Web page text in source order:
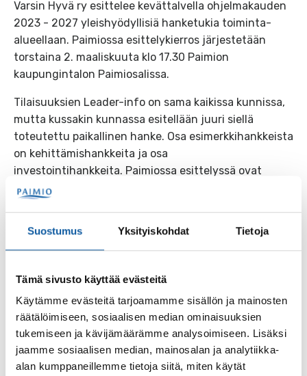
Suostumus Yksityiskohdat Tietoja
Tämä sivusto käyttää evästeitä
Käytämme evästeitä tarjoamamme sisällön ja mainosten
räätälöimiseen, sosiaalisen median ominaisuuksien
tukemiseen ja kävijämäärämme analysoimiseen. Lisäksi
jaamme sosiaalisen median, mainosalan ja analytiikka-
alan kumppaneillemme tietoja siitä, miten käytät
Varsin Hyvä ry esittelee kevättalvella ohjelmakauden
2023 - 2027 yleishyödyllisiä hanketukia toiminta-
alueellaan. Paimiossa esittelykierros järjestetään
torstaina 2. maaliskuuta klo 17.30 Paimion
kaupungintalon Paimiosalissa.
Tilaisuuksien Leader-info on sama kaikissa kunnissa,
mutta kussakin kunnassa esitellään juuri siellä
toteutettu paikallinen hanke. Osa esimerkkihankkeista
on kehittämishankkeita ja osa
investointihankkeita. Paimiossa esittelyssä ovat
Paimion kaupungin toteuttama Museo mukana -
Tilaisuudet ovat kaikille avoimia, noin tunnin mittaisia
kahvitarjoilu. Erillistä ilmoittautumista ei tarvita.
Takaisin tapahtumiin